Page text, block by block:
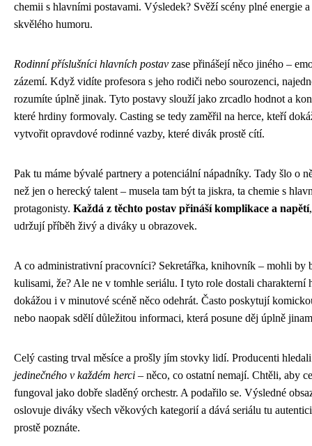
chemii s hlavními postavami. Výsledek? Svěží scény plné energie a
skvělého humoru.
Rodinní příslušníci hlavních postav zase přinášejí něco jiného –
zázemí. Když vidíte profesora s jeho rodiči nebo sourozenci,
rozumíte úplně jinak. Tyto postavy slouží jako zrcadlo hodnot a
které hrdiny formovaly. Casting se tedy zaměřil na herce, kteří
vytvořit opravdové rodinné vazby, které divák prostě cítí.
Pak tu máme bývalé partnery a potenciální nápadníky. Tady šlo o
než jen o herecký talent – musela tam být ta jiskra, ta chemie s
protagonisty. Každá z těchto postav přináší komplikace a napětí
udržují příběh živý a diváky u obrazovek.
A co administrativní pracovníci? Sekretářka, knihovník – mohli by
kulisami, že? Ale ne v tomhle seriálu. I tyto role dostali charakterní
dokážou i v minutové scéně něco odehrát. Často poskytují
nebo naopak sdělí důležitou informaci, která posune děj úplně
Celý casting trval měsíce a prošly jím stovky lidí. Producenti
jedinečného v každém herci – něco, co ostatní nemají. Chtěli, aby
fungoval jako dobře sladěný orchestr. A podařilo se. Výsledné
oslovuje diváky všech věkových kategorií a dává seriálu tu
prostě poznáte.